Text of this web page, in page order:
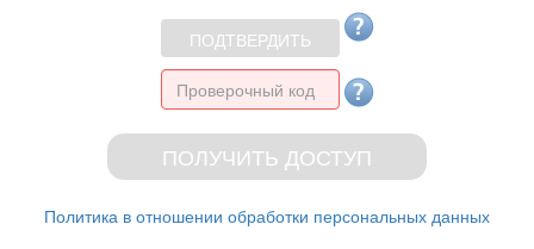
Политика в отношении обработки персональных данных